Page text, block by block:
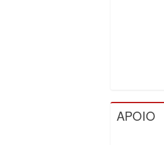
APOIO